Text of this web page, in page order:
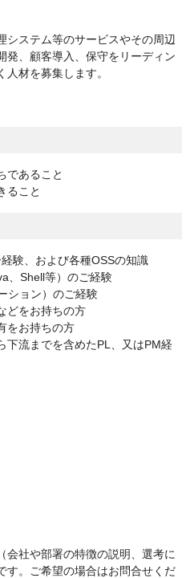
システム等のサービスやその周辺
発、顧客導入、保守をリーディン
材を募集します。
であること
ること
験、および各種OSSの知識
、Shell等）のご経験
ション）のご経験
どをお持ちの方
をお持ちの方
下流までを含めたPL、又はPM経
社や部署の特徴の説明、選考に
す。ご希望の場合はお問合せくだ